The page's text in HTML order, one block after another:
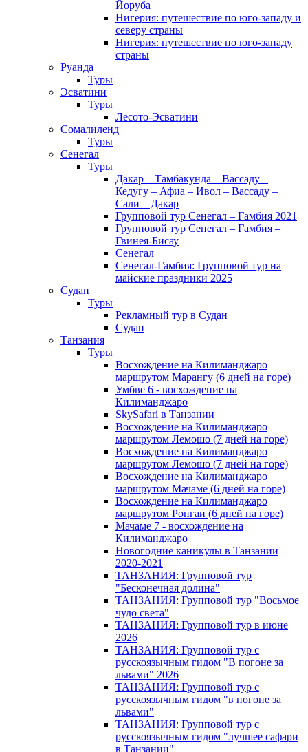
Йоруба
Нигерия: путешествие по юго-западу и
северу страны
Нигерия: путешествие по юго-западу
страны
Руанда
Туры
Эсватини
Туры
Лесото-Эсватини
Сомалиленд
Туры
Сенегал
Туры
Дакар – Тамбакунда – Вассаду –
Кедугу – Афиа – Ивол – Вассаду –
Сали – Дакар
Групповой тур Сенегал – Гамбия 2021
Групповой тур Сенегал – Гамбия –
Гвинея-Бисау
Сенегал
Сенегал-Гамбия: Групповой тур на
майские праздники 2025
Судан
Туры
Рекламный тур в Cудан
Cудан
Танзания
Туры
Восхождение на Килиманджаро
маршрутом Марангу (6 дней на горе)
Умбве 6 - восхождение на
Килиманджаро
SkySafari в Танзании
Восхождение на Килиманджаро
маршрутом Лемошо (7 дней на горе)
Восхождение на Килиманджаро
маршрутом Лемошо (7 дней на горе)
Восхождение на Килиманджаро
маршрутом Мачаме (6 дней на горе)
Восхождение на Килиманджаро
маршрутом Ронгаи (6 дней на горе)
Мачаме 7 - восхождение на
Килиманджаро
Новогодние каникулы в Танзании
2020-2021
ТАНЗАНИЯ: Групповой тур
"Бесконечная долина"
ТАНЗАНИЯ: Групповой тур "Восьмое
чудо света"
ТАНЗАНИЯ: Групповой тур в июне
2026
ТАНЗАНИЯ: Групповой тур с
русскоязычным гидом "В погоне за
львами" 2026
ТАНЗАНИЯ: Групповой тур с
русскоязычным гидом "в погоне за
львами"
ТАНЗАНИЯ: Групповой тур с
русскоязычным гидом "лучшее сафари
в Танзании"